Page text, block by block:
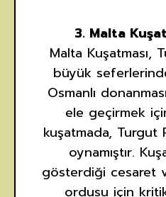
3. Malta
Malta Kuşatması,
büyük
Osmanlı
ele geçirmek
kuşatmada, Turgut
oynamıştır.
gösterdiği cesaret
ordusu için